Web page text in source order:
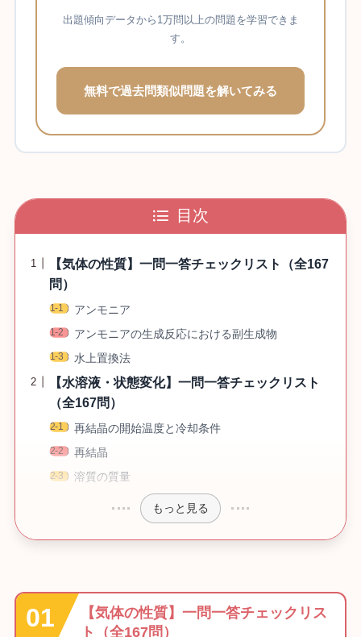
出題傾向データから1万問以上の問題を学習できま
す。
無料で過去問類似問題を解いてみる
目次
【気体の性質】一問一答チェックリスト（全167
問）
アンモニア
アンモニアの生成反応における副生成物
水上置換法
【水溶液・状態変化】一問一答チェックリスト
（全167問）
再結晶の開始温度と冷却条件
再結晶
溶質の質量
もっと見る
【気体の性質】一問一答チェックリス
ト（全167問）